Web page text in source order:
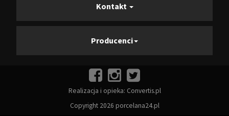
Kontakt
Producenci
Realizacja i opieka: Convertis.pl
Copyright 2026 porcelana24.pl